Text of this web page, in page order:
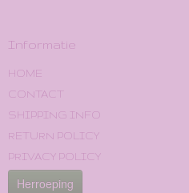
Informatie
HOME
CONTACT
SHIPPING INFO
RETURN POLICY
PRIVACY POLICY
Herroeping